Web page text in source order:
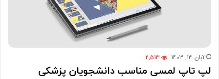
آبان 13, 1403 2,513
لپ تاپ لمسی مناسب دانشجویان پزشکی